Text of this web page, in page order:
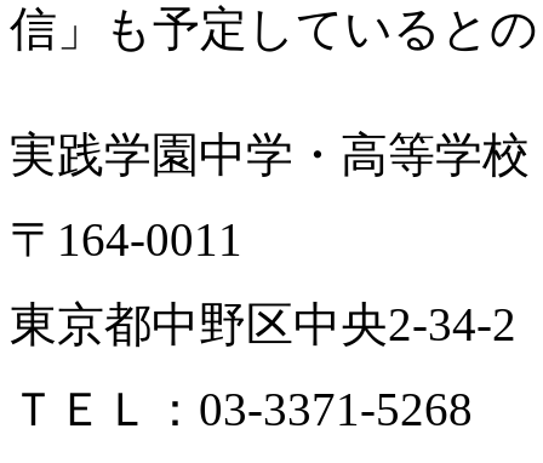
信」も予定していると
実践学園中学・高等学
〒164-0011
東京都中野区中央2-34-2
ＴＥＬ：03-3371-5268